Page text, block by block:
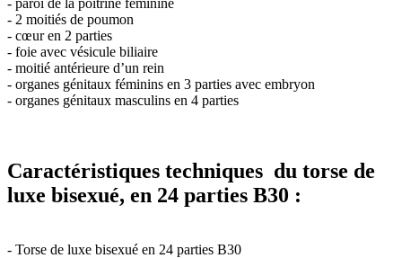
- paroi de la poitrine féminine
- 2 moitiés de poumon
- cœur en 2 parties
- foie avec vésicule biliaire
- moitié antérieure d’un rein
- organes génitaux féminins en 3 parties avec embryon
- organes génitaux masculins en 4 parties
Caractéristiques techniques du torse de
luxe bisexué, en 24 parties B30 :
- Torse de luxe bisexué en 24 parties B30